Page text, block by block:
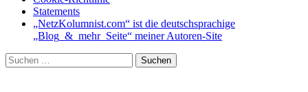
Statements
„NetzKolumnist.com“ ist die deutschsprachige
„Blog_&_mehr_Seite“ meiner Autoren-Site
Suchen
nach: